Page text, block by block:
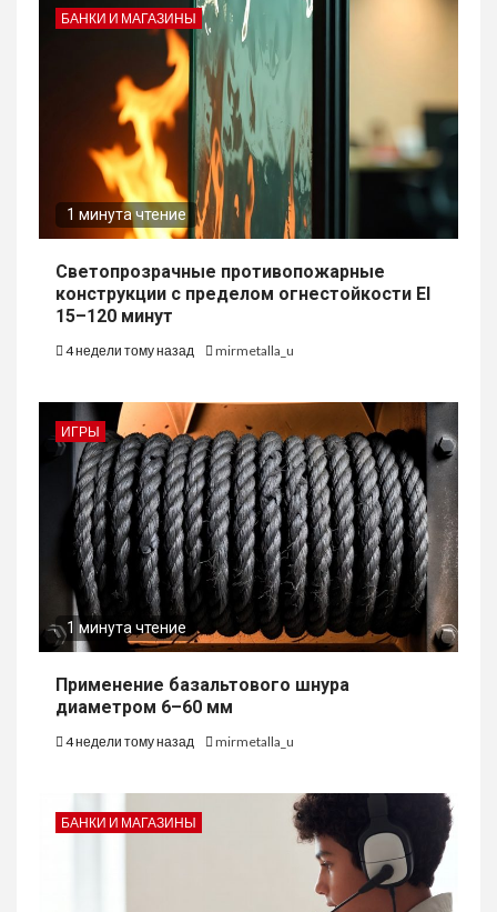
БАНКИ И МАГАЗИНЫ
1 минута чтение
Светопрозрачные противопожарные
конструкции с пределом огнестойкости EI
15–120 минут
4 недели тому назад mirmetalla_u
ИГРЫ
1 минута чтение
Применение базальтового шнура
диаметром 6–60 мм
4 недели тому назад mirmetalla_u
БАНКИ И МАГАЗИНЫ